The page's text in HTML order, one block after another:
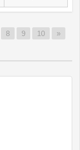
8 9 10 »